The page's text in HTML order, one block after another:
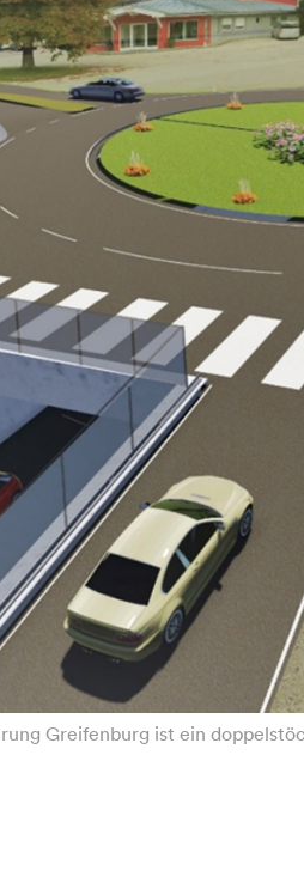
Greifenburg ist ein